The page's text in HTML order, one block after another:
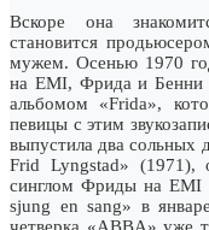
Вскоре она
становится
мужем. Осенью 1970
на EMI, Фрида и Бенни
альбомом «Frida»,
певицы с этим
выпустила два
Frid Lyngstad» (1971),
синглом Фриды на EMI
sjung en sang» в
четверка «ABBA» уже